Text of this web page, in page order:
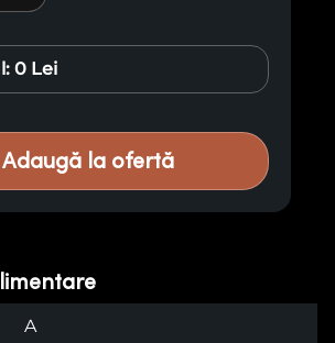
0 Lei
Adaugă la ofertă
A